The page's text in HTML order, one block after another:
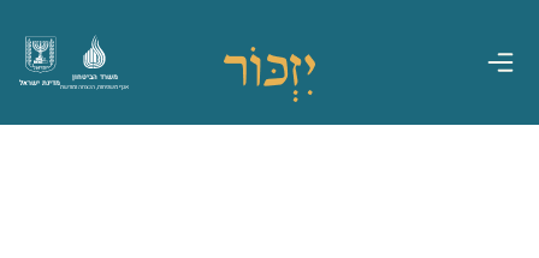
מדינת ישראל
משרד הביטחון
אגף משפחות, הנצחה ומורשת